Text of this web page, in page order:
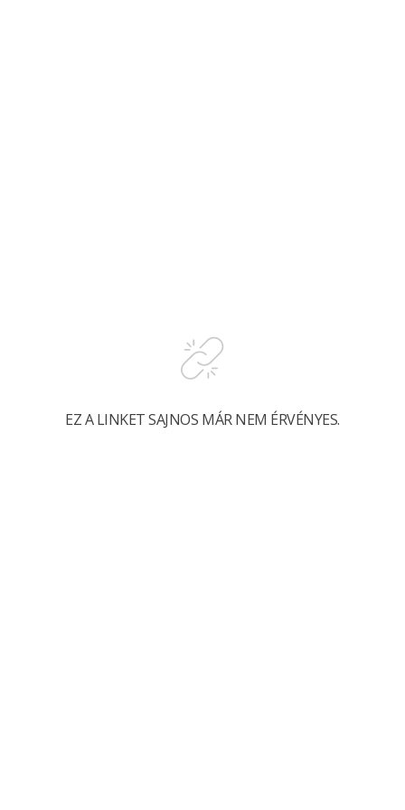
EZ A LINKET SAJNOS MÁR NEM ÉRVÉNYES.